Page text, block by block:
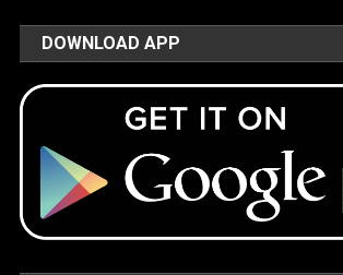
DOWNLOAD APP